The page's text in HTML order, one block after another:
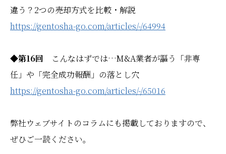
違う？2つの売却方式を比較・解説
https://gentosha-go.com/articles/-/64994
◆第16回 こんなはずでは…M&A業者が謳う「非専
任」や「完全成功報酬」の落とし穴
https://gentosha-go.com/articles/-/65016
弊社ウェブサイトのコラムにも掲載しておりますので、
ぜひご一読ください。